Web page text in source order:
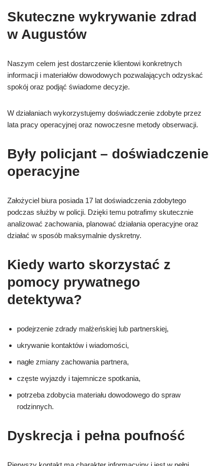
Skuteczne wykrywanie zdrad
w Augustów
Naszym celem jest dostarczenie klientowi konkretnych
informacji i materiałów dowodowych pozwalających odzyskać
spokój oraz podjąć świadome decyzje.
W działaniach wykorzystujemy doświadczenie zdobyte przez
lata pracy operacyjnej oraz nowoczesne metody obserwacji.
Były policjant – doświadczenie
operacyjne
Założyciel biura posiada 17 lat doświadczenia zdobytego
podczas służby w policji. Dzięki temu potrafimy skutecznie
analizować zachowania, planować działania operacyjne oraz
działać w sposób maksymalnie dyskretny.
Kiedy warto skorzystać z
pomocy prywatnego
detektywa?
podejrzenie zdrady małżeńskiej lub partnerskiej,
ukrywanie kontaktów i wiadomości,
nagłe zmiany zachowania partnera,
częste wyjazdy i tajemnicze spotkania,
potrzeba zdobycia materiału dowodowego do spraw
rodzinnych.
Dyskrecja i pełna poufność